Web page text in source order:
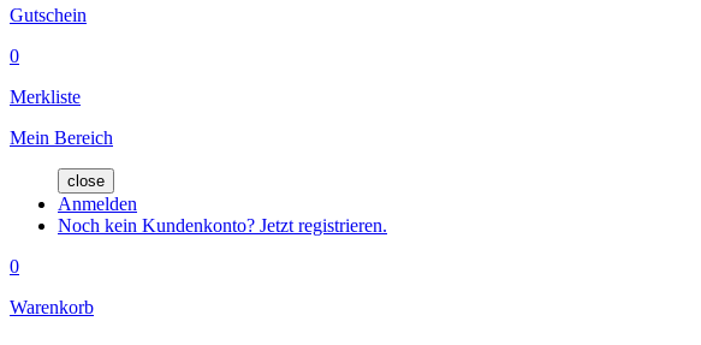
Gutschein
0
Merkliste
Mein Bereich
close
Anmelden
Noch kein Kundenkonto? Jetzt registrieren.
0
Warenkorb